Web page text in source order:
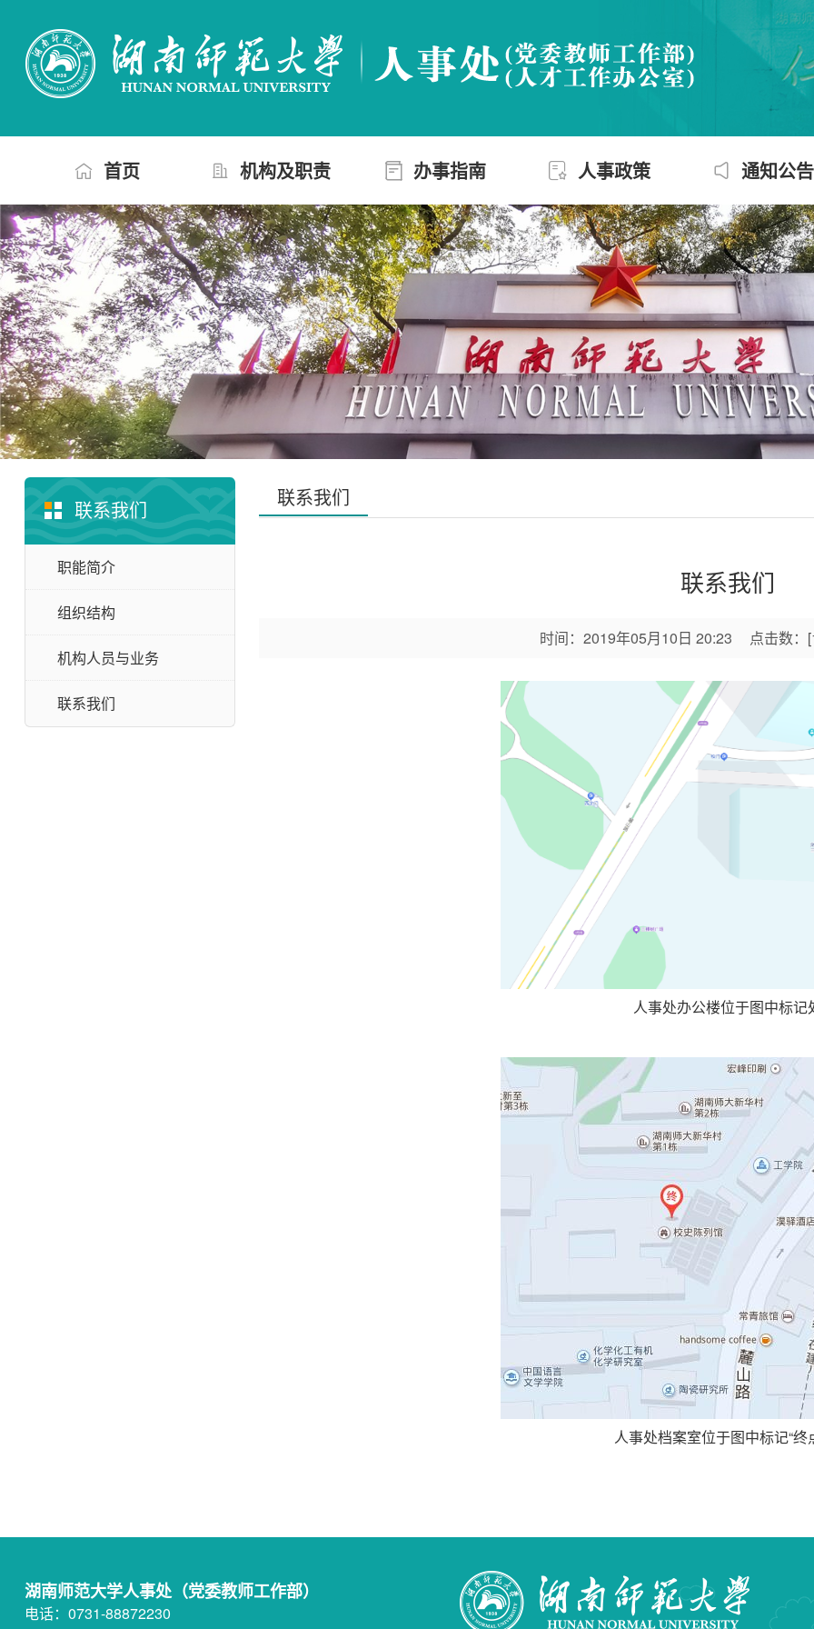
首页 机构及职责 办事指南 人事政策 通知公告
联系我们
联系我们
时间： 2019年05月10日 20:23 点击数： [
人事处办公楼位于图中标记
人事处档案室位于图中标记“终
联系我们
职能简介
组织结构
机构人员与业务
联系我们
湖南师范大学人事处（党委教师工作部）
电话：0731-88872230